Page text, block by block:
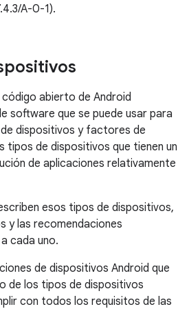
A-0-1).
abierto de Android
software que se puede usar para
dispositivos y factores de
tipos de dispositivos que tienen un
de aplicaciones relativamente
esos tipos de dispositivos,
y las recomendaciones
cada uno.
de dispositivos Android que
de los tipos de dispositivos
con todos los requisitos de las